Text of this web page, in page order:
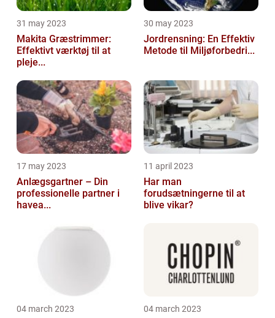
31 may 2023
Makita Græstrimmer:
Effektivt værktøj til at
pleje...
30 may 2023
Jordrensning: En Effektiv
Metode til Miljøforbedri...
17 may 2023
Anlægsgartner – Din
professionelle partner i
havea...
11 april 2023
Har man
forudsætningerne til at
blive vikar?
04 march 2023 04 march 2023